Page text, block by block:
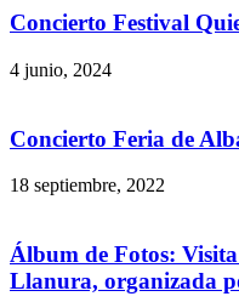
Concierto Festival
4 junio, 2024
Concierto Feria de
18 septiembre, 2022
Álbum de Fotos:
Llanura, organizada